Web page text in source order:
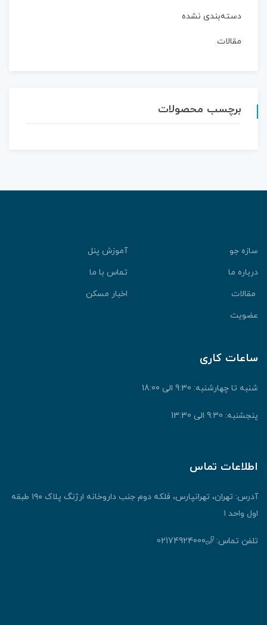
دسته‌بندی نشده
مقالات
برچسب محصولات
سازه جو
آموزش پنل
درباره ما
تماس با ما
مقالات
اخبار مسکن
عضویت
ساعات کاری
شنبه تا چهارشنبه: 9:30 الی 18:00
پنجشنبه: 9:30 الی 13:30
اطلاعات تماس
آدرس: تهران، تهرانپارس، فلکه دوم جنب داروخانه ارژنگ پلاک ۱۹۰ طبقه
اول واحد ۱
تلفن تماس: 02174924000